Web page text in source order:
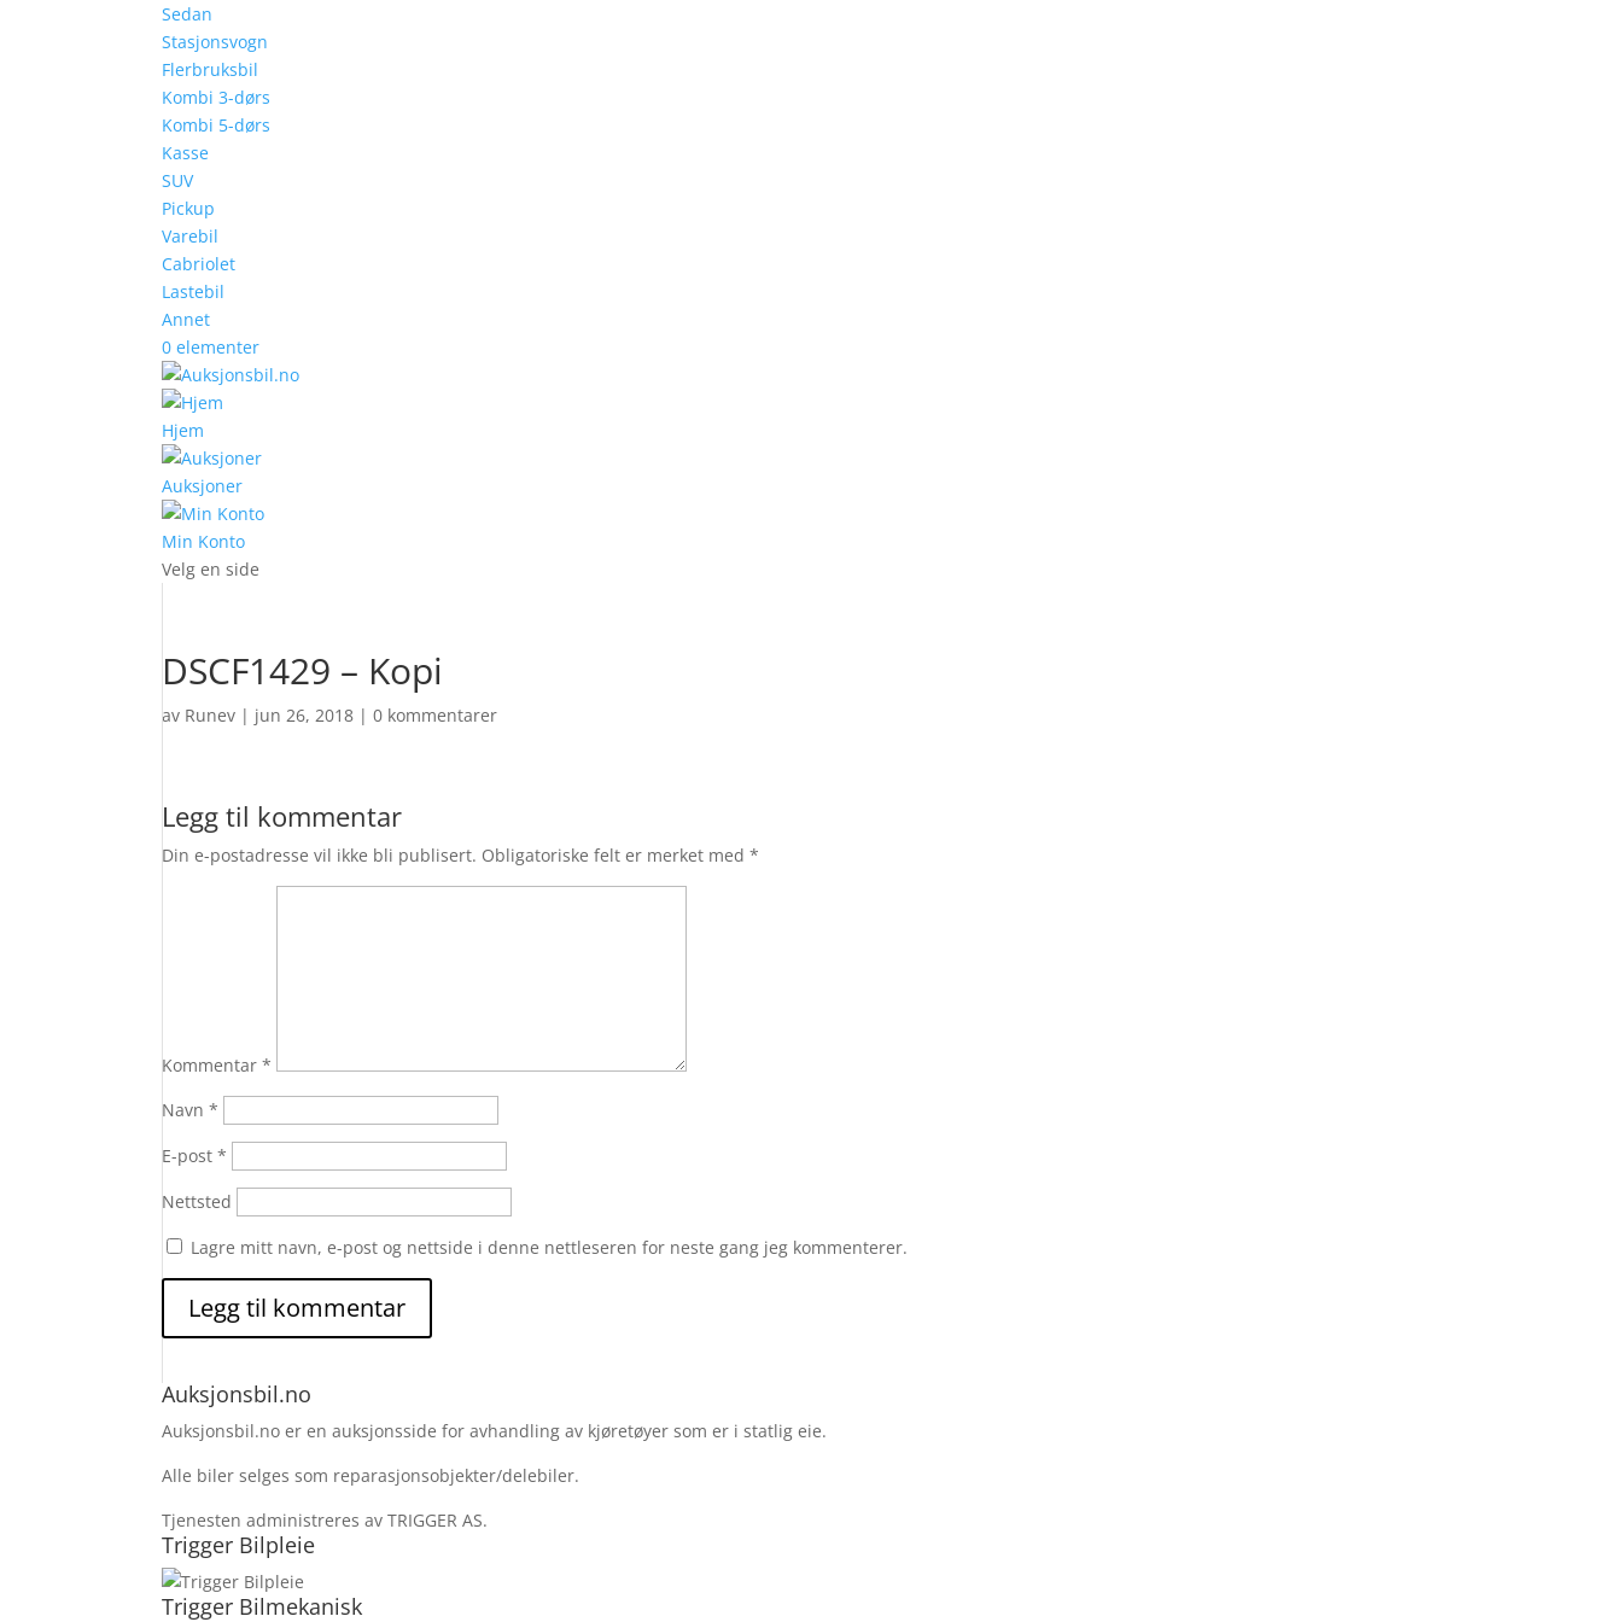
Sedan
Stasjonsvogn
Flerbruksbil
Kombi 3-dørs
Kombi 5-dørs
Kasse
SUV
Pickup
Varebil
Cabriolet
Lastebil
Annet
0 elementer
Hjem
Auksjoner
Min Konto
Velg en side
DSCF1429 – Kopi
av Runev | jun 26, 2018 |0 kommentarer
Legg til kommentar
Din e-postadresse vil ikke bli publisert. Obligatoriske felt er merket med*
Kommentar*
Navn*
E-post*
Nettsted
Lagre mitt navn, e-post og nettside i denne nettleseren for neste gang jeg kommenterer.
Auksjonsbil.no
Auksjonsbil.no er en auksjonsside for avhandling av kjøretøyer som er i statlig eie.
Alle biler selges som reparasjonsobjekter/delebiler.
Tjenesten administreres av TRIGGER AS.
Trigger Bilpleie
Trigger Bilmekanisk